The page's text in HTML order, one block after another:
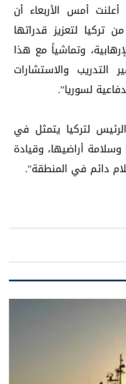
أعلنت أمس الأربعاء أن
لتعزيز قدراتها
وتماشياً مع هذا
التدريب والاستشارات
لسوريا".
لتركيا يتمثل في
أراضيها، وقيادة
دائم في المنطقة".